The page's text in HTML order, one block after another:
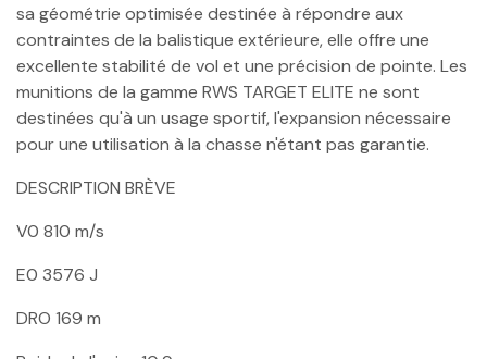
sa géométrie optimisée destinée à répondre aux
contraintes de la balistique extérieure, elle offre une
excellente stabilité de vol et une précision de pointe. Les
munitions de la gamme RWS TARGET ELITE ne sont
destinées qu'à un usage sportif, l'expansion nécessaire
pour une utilisation à la chasse n'étant pas garantie.
DESCRIPTION BRÈVE
V0 810 m/s
E0 3576 J
DRO 169 m